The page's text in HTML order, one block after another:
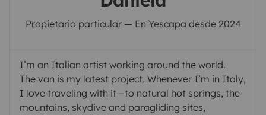
Propietario particular — En Yescapa desde 2024
I’m an Italian artist working around the world.
The van is my latest project. Whenever I’m in Italy,
I love traveling with it—to natural hot springs, the
mountains, skydive and paragliding sites,